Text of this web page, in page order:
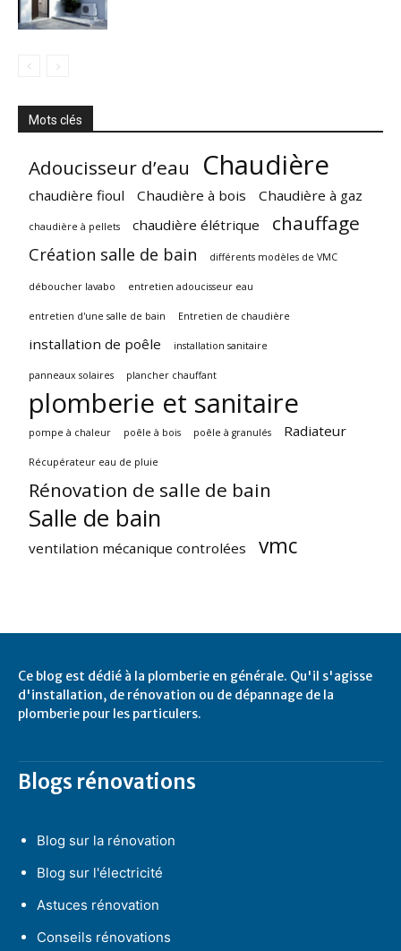
Mots clés
Adoucisseur d’eau Chaudière
chaudière fioul Chaudière à bois Chaudière à gaz
chaudière à pellets chaudière élétrique chauffage
Création salle de bain différents modèles de VMC
déboucher lavabo entretien adoucisseur eau
entretien d'une salle de bain Entretien de chaudière
installation de poêle installation sanitaire
panneaux solaires plancher chauffant
plomberie et sanitaire
pompe à chaleur poêle à bois poêle à granulés Radiateur
Récupérateur eau de pluie
Rénovation de salle de bain
Salle de bain
ventilation mécanique controlées vmc
Ce blog est dédié à la plomberie en générale. Qu'il s'agisse
d'installation, de rénovation ou de dépannage de la
plomberie pour les particulers.
Blogs rénovations
Blog sur la rénovation
Blog sur l'électricité
Astuces rénovation
Conseils rénovations